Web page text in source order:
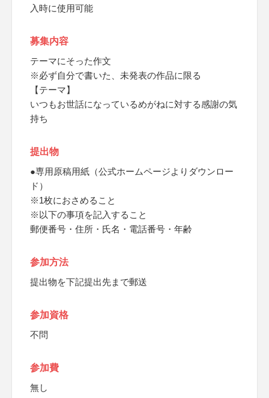
入時に使用可能
募集内容
テーマにそった作文
※必ず自分で書いた、未発表の作品に限る
【テーマ】
いつもお世話になっているめがねに対する感謝の気
持ち
提出物
●専用原稿用紙（公式ホームページよりダウンロー
ド）
※1枚におさめること
※以下の事項を記入すること
郵便番号・住所・氏名・電話番号・年齢
参加方法
提出物を下記提出先まで郵送
参加資格
不問
参加費
無し